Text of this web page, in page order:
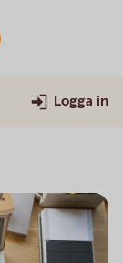
Logga in